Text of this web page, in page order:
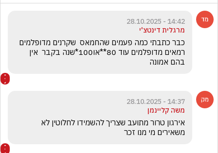
14:42 - 28.10.2025
מרגלית דינטצ'י
בהם אמונה
14:37 - 28.10.2025
משה קליינמן
משאירים מי מנו זכר